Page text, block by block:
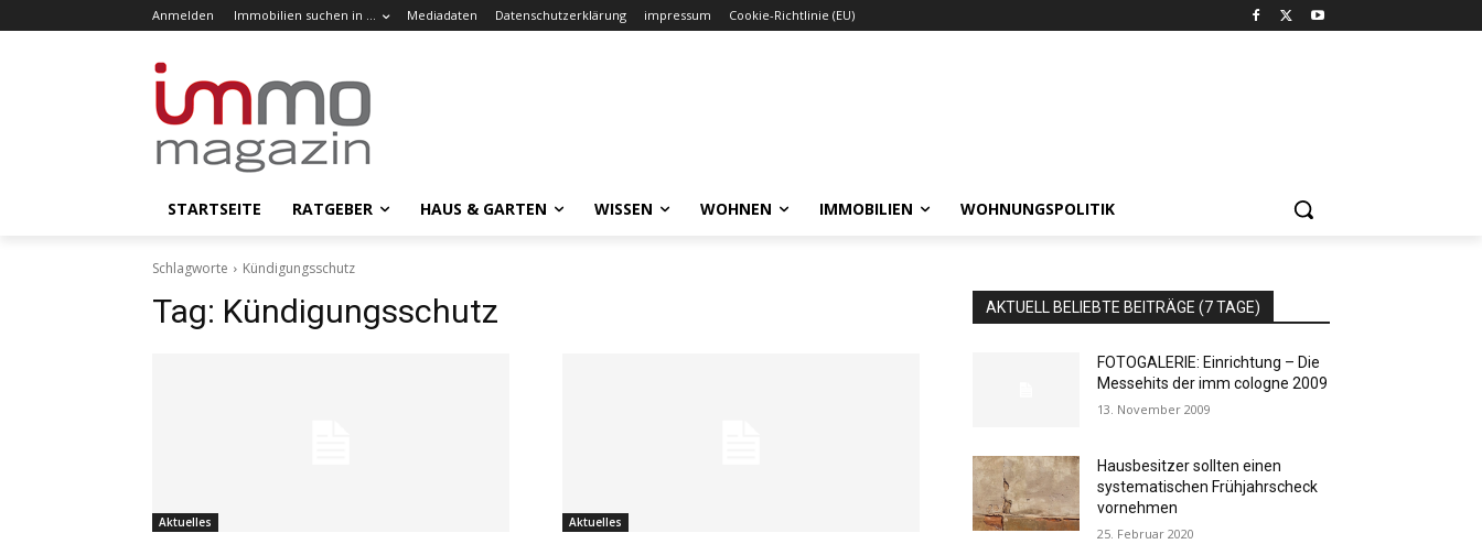
Anmelden Immobilien suchen in … Mediadaten Datenschutzerklärung impressum Cookie-Richtlinie (EU)
STARTSEITE RATGEBER HAUS & GARTEN WISSEN WOHNEN IMMOBILIEN WOHNUNGSPOLITIK
Schlagworte Kündigungsschutz
Tag: Kündigungsschutz
Aktuelles Aktuelles
AKTUELL BELIEBTE BEITRÄGE (7 TAGE)
FOTOGALERIE: Einrichtung – Die
Messehits der imm cologne 2009
13. November 2009
Hausbesitzer sollten einen
systematischen Frühjahrscheck
vornehmen
25. Februar 2020